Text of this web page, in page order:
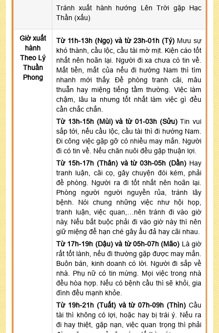
Tránh xuất hành hướng Lên Trời gặp Hạc
Thần (xấu)
Giờ xuất
hành
Theo Lý
Thuần
Phong
Từ 11h-13h (Ngọ) và từ 23h-01h (Tý) Mưu sự
khó thành, cầu lộc, cầu tài mờ mịt. Kiện cáo tốt
nhất nên hoãn lại. Người đi xa chưa có tin về.
Mất tiền, mất của nếu đi hướng Nam thì tìm
nhanh mới thấy. Đề phòng tranh cãi, mâu
thuẫn hay miệng tiếng tầm thường. Việc làm
chậm, lâu la nhưng tốt nhất làm việc gì đều
cần chắc chắn.
Từ 13h-15h (Mùi) và từ 01-03h (Sửu) Tin vui
sắp tới, nếu cầu lộc, cầu tài thì đi hướng Nam.
Đi công việc gặp gỡ có nhiều may mắn. Người
đi có tin về. Nếu chăn nuôi đều gặp thuận lợi.
Từ 15h-17h (Thân) và từ 03h-05h (Dần) Hay
tranh luận, cãi cọ, gây chuyện đói kém, phải
đề phòng. Người ra đi tốt nhất nên hoãn lại.
Phòng người người nguyền rủa, tránh lây
bệnh. Nói chung những việc như hội họp,
tranh luận, việc quan,…nên tránh đi vào giờ
này. Nếu bắt buộc phải đi vào giờ này thì nên
giữ miệng để hạn ché gây ẩu đả hay cãi nhau.
Từ 17h-19h (Dậu) và từ 05h-07h (Mão) Là giờ
rất tốt lành, nếu đi thường gặp được may mắn.
Buôn bán, kinh doanh có lời. Người đi sắp về
nhà. Phụ nữ có tin mừng. Mọi việc trong nhà
đều hòa hợp. Nếu có bệnh cầu thì sẽ khỏi, gia
đình đều mạnh khỏe.
Từ 19h-21h (Tuất) và từ 07h-09h (Thìn) Cầu
tài thì không có lợi, hoặc hay bị trái ý. Nếu ra
đi hay thiệt, gặp nạn, việc quan trọng thì phải